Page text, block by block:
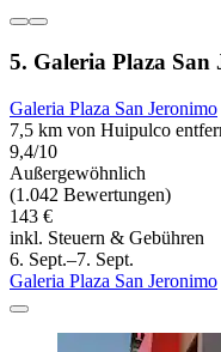
5. Galeria Plaza San
Galeria Plaza San Jeronimo
7,5 km von Huipulco
9,4/10
Außergewöhnlich
(1.042 Bewertungen)
143 €
inkl. Steuern & Gebühren
6. Sept.–7. Sept.
Galeria Plaza San Jeronimo